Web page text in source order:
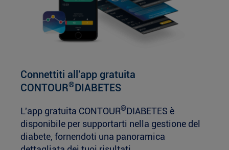
Connettiti all'app gratuita
CONTOUR®DIABETES
L'app gratuita CONTOUR®DIABETES è
disponibile per supportarti nella gestione del
diabete, fornendoti una panoramica